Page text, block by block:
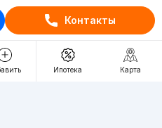
Контакты
Ипотека Карта